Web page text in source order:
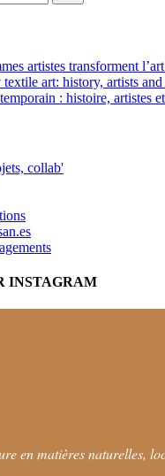
artistes transforment
art: history, artists
: histoire, artistes
collab'
INSTAGRAM
en matières naturelles,